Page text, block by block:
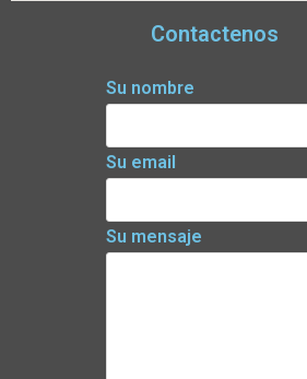
Contactenos
Su nombre
Su email
Su mensaje